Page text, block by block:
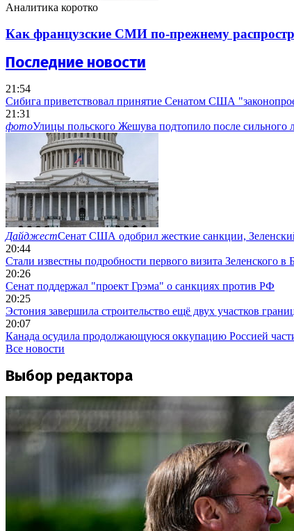
Аналитика коротко
Как французские СМИ по-прежнему
Последние новости
21:54
Сибига приветствовал принятие Сенатом США
21:31
фотоУлицы польского Жешува подтопило после сильного
ДайджестСенат США одобрил жесткие санкции,
20:44
Стали известны подробности первого визита Зеленского в
20:26
Сенат поддержал "проект Грэма" о санкциях против РФ
20:25
Эстония завершила строительство ещё двух участков
20:07
Канада осудила продолжающуюся оккупацию Россией
Все новости
Выбор редактора